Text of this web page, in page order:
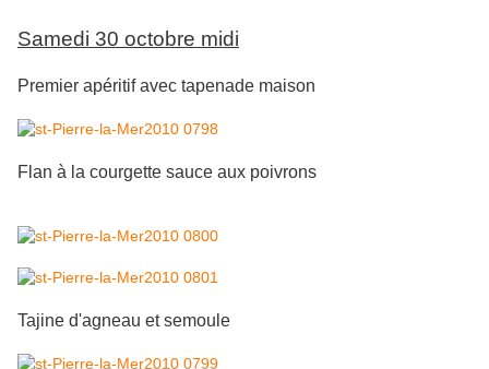
Samedi 30 octobre midi
Premier apéritif avec tapenade maison
Flan à la courgette sauce aux poivrons
Tajine d'agneau et semoule